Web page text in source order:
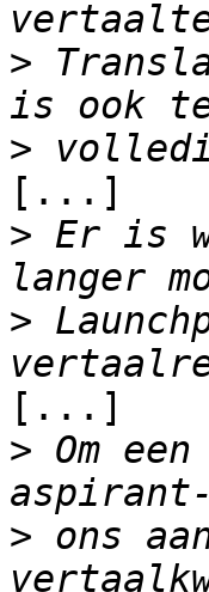
>
>
[...]
> Er is
>
[...]
> Om
> ons